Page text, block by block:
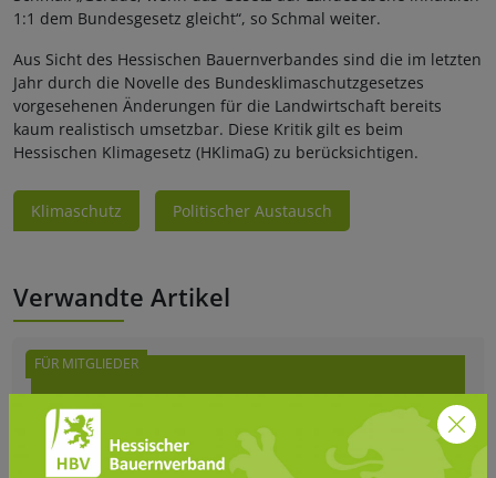
1:1 dem Bundesgesetz gleicht“, so Schmal weiter.
Aus Sicht des Hessischen Bauernverbandes sind die im letzten
Jahr durch die Novelle des Bundesklimaschutzgesetzes
vorgesehenen Änderungen für die Landwirtschaft bereits
kaum realistisch umsetzbar. Diese Kritik gilt es beim
Hessischen Klimagesetz (HKlimaG) zu berücksichtigen.
Klimaschutz Politischer Austausch
Verwandte Artikel
FÜR MITGLIEDER